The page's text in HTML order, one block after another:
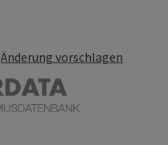
Änderung vorschlagen